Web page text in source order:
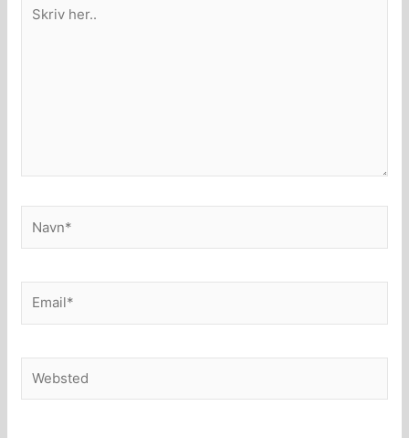
her..